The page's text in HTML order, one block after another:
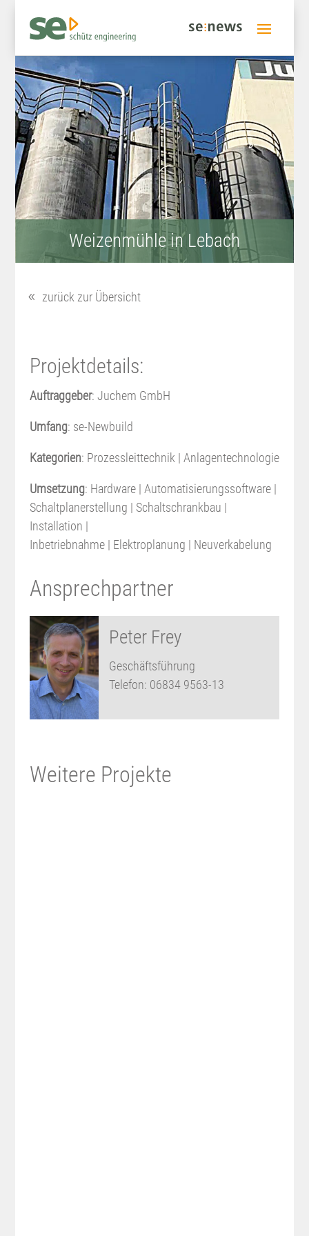
Weizenmühle in Lebach
zurück zur Übersicht
Projektdetails:
Auftraggeber: Juchem GmbH
Umfang: se-Newbuild
Kategorien: Prozessleittechnik | Anlagentechnologie
Umsetzung: Hardware | Automatisierungssoftware |
Schaltplanerstellung | Schaltschrankbau |
Installation |
Inbetriebnahme | Elektroplanung | Neuverkabelung
Ansprechpartner
Peter Frey
Geschäftsführung
Telefon: 06834 9563-13
Weitere Projekte